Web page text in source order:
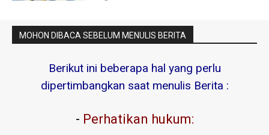
MOHON DIBACA SEBELUM MENULIS BERITA
Berikut ini beberapa hal yang perlu
dipertimbangkan saat menulis Berita :
- Perhatikan hukum: